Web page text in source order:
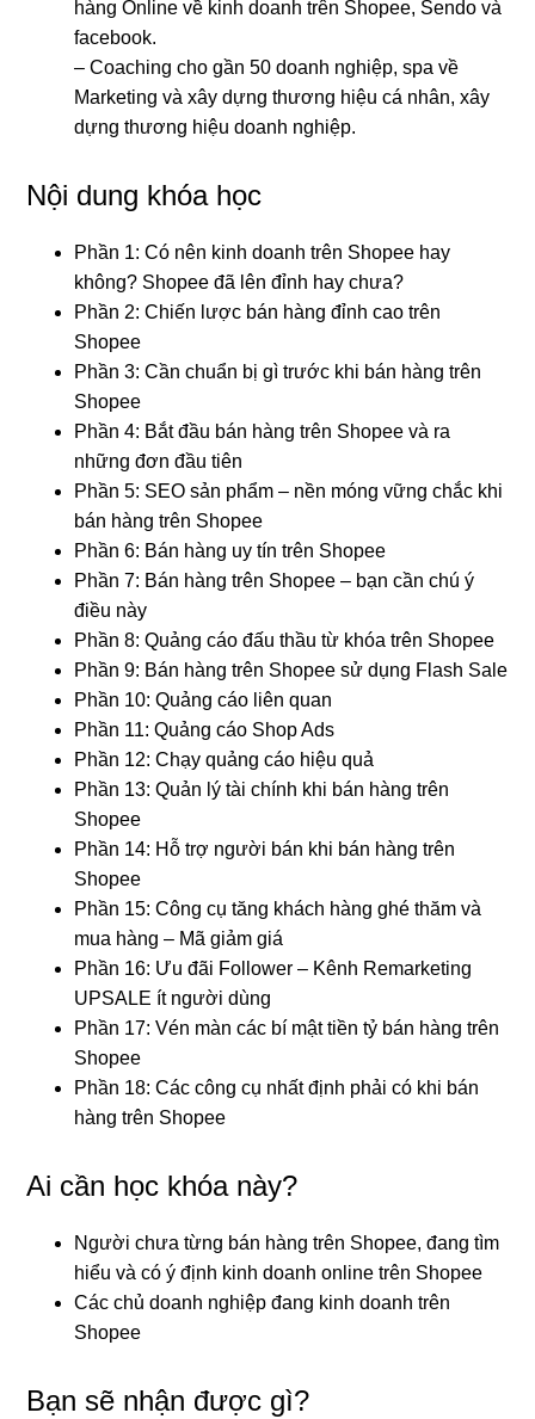
hàng Online về kinh doanh trên Shopee, Sendo và
facebook.
– Coaching cho gần 50 doanh nghiệp, spa về
Marketing và xây dựng thương hiệu cá nhân, xây
dựng thương hiệu doanh nghiệp.
Nội dung khóa học
Phần 1: Có nên kinh doanh trên Shopee hay
không? Shopee đã lên đỉnh hay chưa?
Phần 2: Chiến lược bán hàng đỉnh cao trên
Shopee
Phần 3: Cần chuẩn bị gì trước khi bán hàng trên
Shopee
Phần 4: Bắt đầu bán hàng trên Shopee và ra
những đơn đầu tiên
Phần 5: SEO sản phẩm – nền móng vững chắc khi
bán hàng trên Shopee
Phần 6: Bán hàng uy tín trên Shopee
Phần 7: Bán hàng trên Shopee – bạn cần chú ý
điều này
Phần 8: Quảng cáo đấu thầu từ khóa trên Shopee
Phần 9: Bán hàng trên Shopee sử dụng Flash Sale
Phần 10: Quảng cáo liên quan
Phần 11: Quảng cáo Shop Ads
Phần 12: Chạy quảng cáo hiệu quả
Phần 13: Quản lý tài chính khi bán hàng trên
Shopee
Phần 14: Hỗ trợ người bán khi bán hàng trên
Shopee
Phần 15: Công cụ tăng khách hàng ghé thăm và
mua hàng – Mã giảm giá
Phần 16: Ưu đãi Follower – Kênh Remarketing
UPSALE ít người dùng
Phần 17: Vén màn các bí mật tiền tỷ bán hàng trên
Shopee
Phần 18: Các công cụ nhất định phải có khi bán
hàng trên Shopee
Ai cần học khóa này?
Người chưa từng bán hàng trên Shopee, đang tìm
hiểu và có ý định kinh doanh online trên Shopee
Các chủ doanh nghiệp đang kinh doanh trên
Shopee
Bạn sẽ nhận được gì?